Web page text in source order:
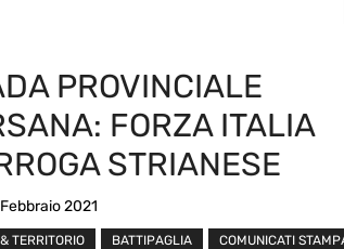
PROVINCIALE
FORZA ITALIA
STRIANESE
2021
TERRITORIO BATTIPAGLIA
COMUNICATI